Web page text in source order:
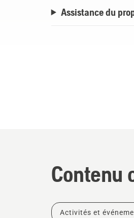
Assistance du
Contenu
Activités et